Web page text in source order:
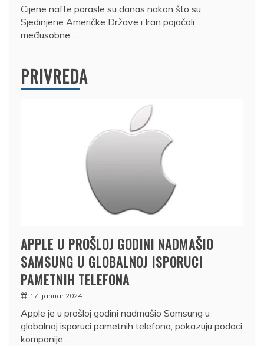
Cijene nafte porasle su danas nakon što su
Sjedinjene Američke Države i Iran pojačali
međusobne…
PRIVREDA
APPLE U PROŠLOJ GODINI NADMAŠIO
SAMSUNG U GLOBALNOJ ISPORUCI
PAMETNIH TELEFONA
17. januar 2024.
Apple je u prošloj godini nadmašio Samsung u
globalnoj isporuci pametnih telefona, pokazuju podaci
kompanije…